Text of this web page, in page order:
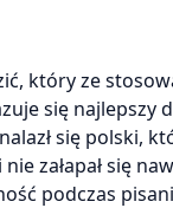
który ze
się najlepszy
się polski,
załapał się
podczas